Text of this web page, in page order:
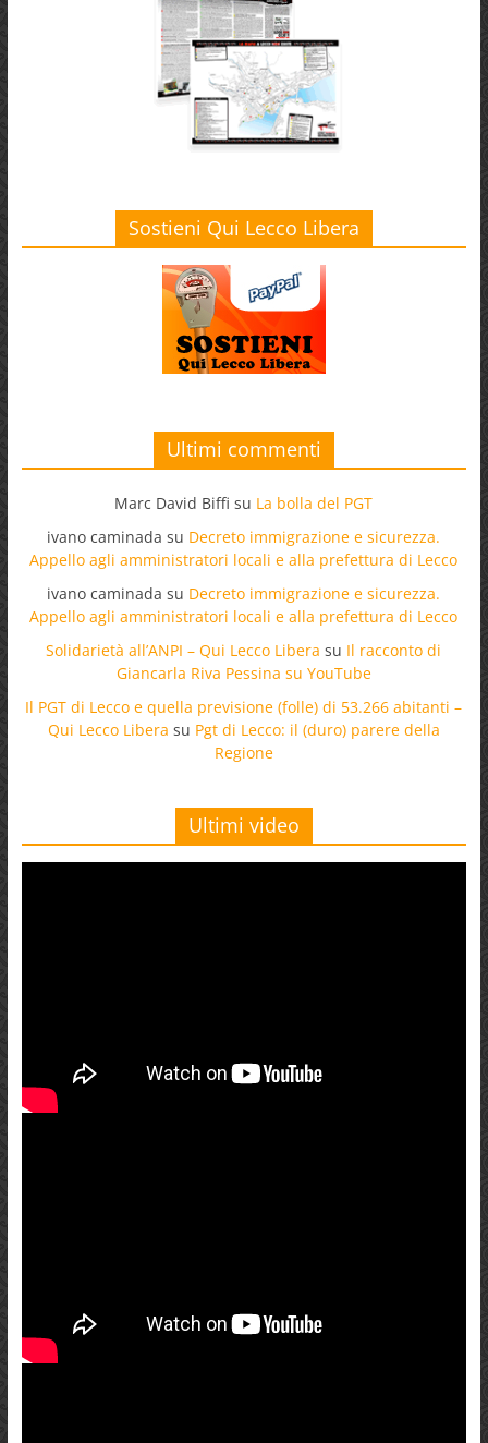
Sostieni Qui Lecco Libera
Ultimi commenti
Marc David Biffi su La bolla del PGT
ivano caminada su Decreto immigrazione e sicurezza.
Appello agli amministratori locali e alla prefettura di Lecco
ivano caminada su Decreto immigrazione e sicurezza.
Appello agli amministratori locali e alla prefettura di Lecco
Solidarietà all’ANPI – Qui Lecco Libera su Il racconto di
Giancarla Riva Pessina su YouTube
Il PGT di Lecco e quella previsione (folle) di 53.266 abitanti –
Qui Lecco Libera su Pgt di Lecco: il (duro) parere della
Regione
Ultimi video